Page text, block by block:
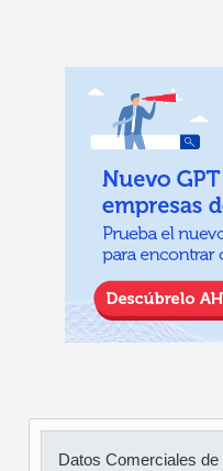
Datos Comerciales de